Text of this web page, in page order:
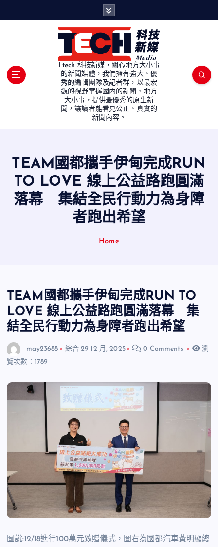
I tech 科技新媒，關心地方大小事
的新聞媒體，我們擁有強大、優
秀的編輯團隊及記者群，以最宏
觀的視野掌握國內的新聞、地方
大小事，提供最優秀的原生新
聞，讓讀者能看見公正、真實的
新聞內容。
TEAM國都攜手伊甸完成RUN
TO LOVE 線上公益路跑圓滿
落幕 集結全民行動力為身障
者跑出希望
Home
TEAM國都攜手伊甸完成RUN TO
LOVE 線上公益路跑圓滿落幕 集
結全民行動力為身障者跑出希望
may23688 綜合 29 12 月, 2025 0 Comments
瀏
覽次數：1789
圖說:12/18進行100萬元致贈儀式，圖右為國都汽車黃明顯總